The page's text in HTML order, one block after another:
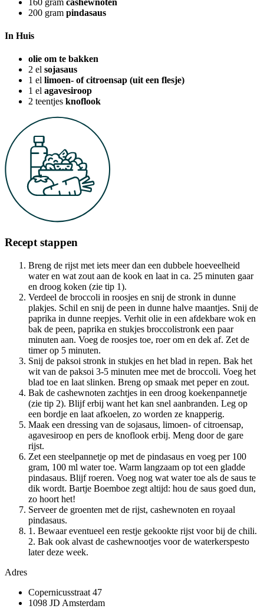
200 gram pindasaus
In Huis
olie om te bakken
2 el sojasaus
1 el limoen- of citroensap (uit een flesje)
1 el agavesiroop
2 teentjes knoflook
Recept stappen
Breng de rijst met iets meer dan een dubbele hoeveelheid
water en wat zout aan de kook en laat in ca. 25 minuten gaar
en droog koken (zie tip 1).
Verdeel de broccoli in roosjes en snij de stronk in dunne
plakjes. Schil en snij de peen in dunne halve maantjes. Snij de
paprika in dunne reepjes. Verhit olie in een afdekbare wok en
bak de peen, paprika en stukjes broccolistronk een paar
minuten aan. Voeg de roosjes toe, roer om en dek af. Zet de
timer op 5 minuten.
Snij de paksoi stronk in stukjes en het blad in repen. Bak het
wit van de paksoi 3-5 minuten mee met de broccoli. Voeg het
blad toe en laat slinken. Breng op smaak met peper en zout.
Bak de cashewnoten zachtjes in een droog koekenpannetje
(zie tip 2). Blijf erbij want het kan snel aanbranden. Leg op
een bordje en laat afkoelen, zo worden ze knapperig.
Maak een dressing van de sojasaus, limoen- of citroensap,
agavesiroop en pers de knoflook erbij. Meng door de gare
rijst.
Zet een steelpannetje op met de pindasaus en voeg per 100
gram, 100 ml water toe. Warm langzaam op tot een gladde
pindasaus. Blijf roeren. Voeg nog wat water toe als de saus te
dik wordt. Bartje Boemboe zegt altijd: hou de saus goed dun,
zo hoort het!
Serveer de groenten met de rijst, cashewnoten en royaal
pindasaus.
1. Bewaar eventueel een restje gekookte rijst voor bij de chili.
2. Bak ook alvast de cashewnootjes voor de waterkerspesto
later deze week.
Adres
Copernicusstraat 47
1098 JD Amsterdam